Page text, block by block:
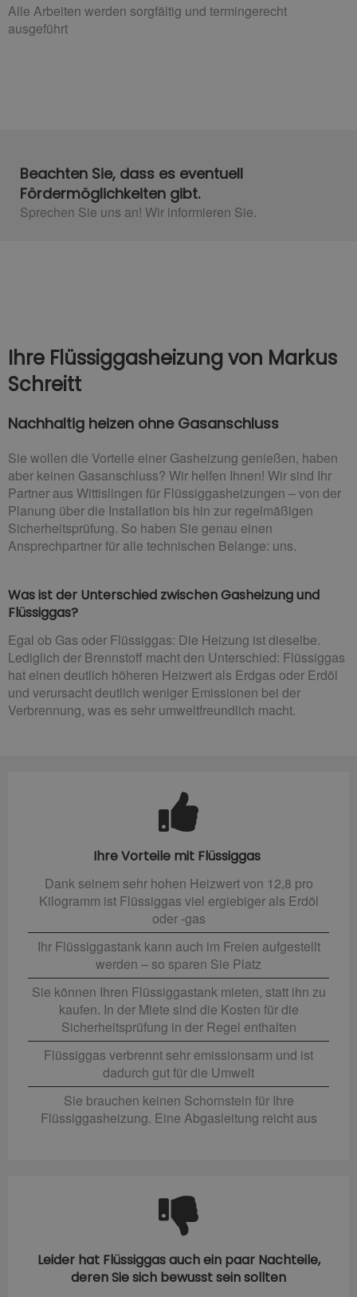
Alle Arbeiten werden sorgfältig und termingerecht
ausgeführt
Beachten Sie, dass es eventuell
Fördermöglichkeiten gibt.
Sprechen Sie uns an! Wir informieren Sie.
Ihre Flüssiggasheizung von Markus
Schreitt
Nachhaltig heizen ohne Gasanschluss
Sie wollen die Vorteile einer Gasheizung genießen, haben
aber keinen Gasanschluss? Wir helfen Ihnen! Wir sind Ihr
Partner aus Wittislingen für Flüssiggasheizungen – von der
Planung über die Installation bis hin zur regelmäßigen
Sicherheitsprüfung. So haben Sie genau einen
Ansprechpartner für alle technischen Belange: uns.
Was ist der Unterschied zwischen Gasheizung und
Flüssiggas?
Egal ob Gas oder Flüssiggas: Die Heizung ist dieselbe.
Lediglich der Brennstoff macht den Unterschied: Flüssiggas
hat einen deutlich höheren Heizwert als Erdgas oder Erdöl
und verursacht deutlich weniger Emissionen bei der
Verbrennung, was es sehr umweltfreundlich macht.
Ihre Vorteile mit Flüssiggas
Dank seinem sehr hohen Heizwert von 12,8 pro
Kilogramm ist Flüssiggas viel ergiebiger als Erdöl
oder -gas
Ihr Flüssiggastank kann auch im Freien aufgestellt
werden – so sparen Sie Platz
Sie können Ihren Flüssiggastank mieten, statt ihn zu
kaufen. In der Miete sind die Kosten für die
Sicherheitsprüfung in der Regel enthalten
Flüssiggas verbrennt sehr emissionsarm und ist
dadurch gut für die Umwelt
Sie brauchen keinen Schornstein für Ihre
Flüssiggasheizung. Eine Abgasleitung reicht aus
Leider hat Flüssiggas auch ein paar Nachteile,
deren Sie sich bewusst sein sollten